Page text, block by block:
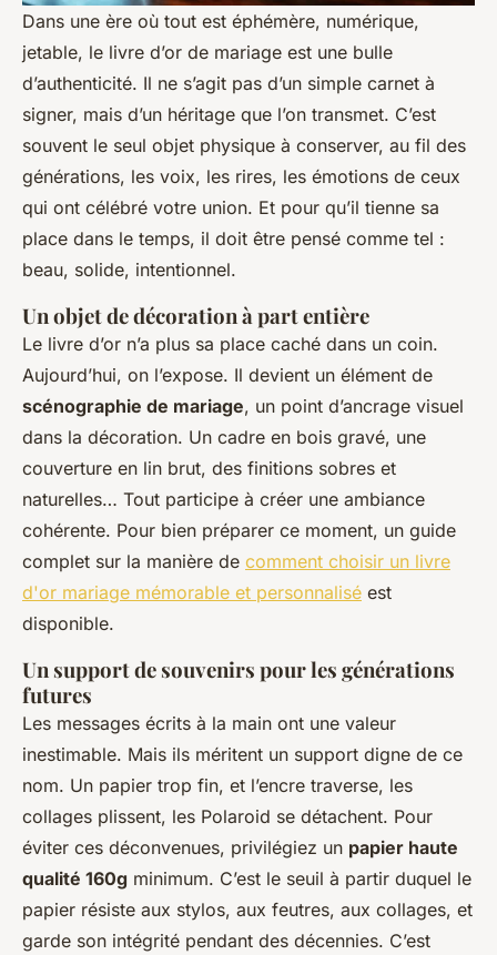
Dans une ère où tout est éphémère, numérique,
jetable, le livre d’or de mariage est une bulle
d’authenticité. Il ne s’agit pas d’un simple carnet à
signer, mais d’un héritage que l’on transmet. C’est
souvent le seul objet physique à conserver, au fil des
générations, les voix, les rires, les émotions de ceux
qui ont célébré votre union. Et pour qu’il tienne sa
place dans le temps, il doit être pensé comme tel :
beau, solide, intentionnel.
Un objet de décoration à part entière
Le livre d’or n’a plus sa place caché dans un coin.
Aujourd’hui, on l’expose. Il devient un élément de
scénographie de mariage, un point d’ancrage visuel
dans la décoration. Un cadre en bois gravé, une
couverture en lin brut, des finitions sobres et
naturelles… Tout participe à créer une ambiance
cohérente. Pour bien préparer ce moment, un guide
complet sur la manière de comment choisir un livre
d'or mariage mémorable et personnalisé est
disponible.
Un support de souvenirs pour les générations
futures
Les messages écrits à la main ont une valeur
inestimable. Mais ils méritent un support digne de ce
nom. Un papier trop fin, et l’encre traverse, les
collages plissent, les Polaroid se détachent. Pour
éviter ces déconvenues, privilégiez un papier haute
qualité 160g minimum. C’est le seuil à partir duquel le
papier résiste aux stylos, aux feutres, aux collages, et
garde son intégrité pendant des décennies. C’est